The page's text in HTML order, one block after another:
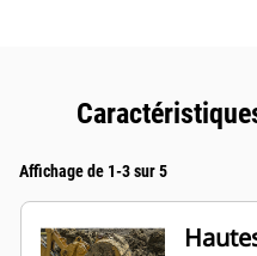
Affichage de 1-3 sur 5